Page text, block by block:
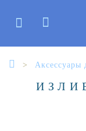
Аксессуары